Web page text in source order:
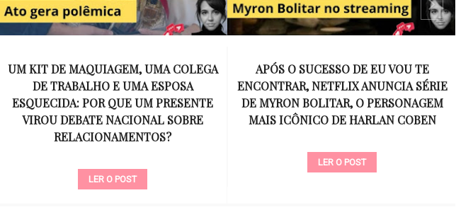
APÓS O SUCESSO DE EU VOU TE
ENCONTRAR, NETFLIX ANUNCIA SÉRIE
DE MYRON BOLITAR, O PERSONAGEM
MAIS ICÔNICO DE HARLAN COBEN
15 ANOS SEM AMY WINEHOUSE: A VOZ
INESQUECÍVEL QUE REVOLUCIONOU A
MÚSICA E SE TORNOU UM SÍMBOLO
DE UMA GERAÇÃO
LER O POST